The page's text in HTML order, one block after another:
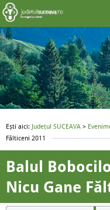
Ești aici: Județul SUCEAVA >
Fălticeni 2011
Balul
Nicu Gane